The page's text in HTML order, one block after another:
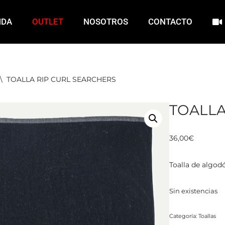
OUTLET NOSOTROS CONTACTO
\ TOALLA RIP CURL SEARCHERS
36,00€
Toalla de
Sin existencias
Categoría:Toallas